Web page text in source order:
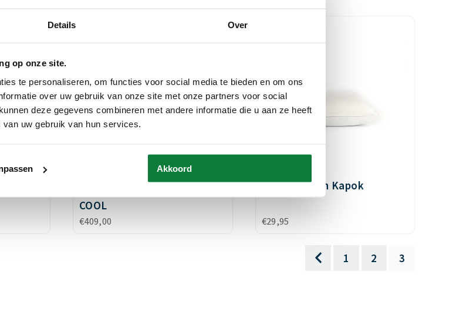
Details Over
op onze site.
te personaliseren, om functies voor social media te bieden en om ons
over uw gebruik van onze site met onze partners voor social
deze gegevens combineren met andere informatie die u aan ze heeft
uw gebruik van hun services.
Akkoord
Topper Preston Diamant
COOL
€409,00
Hoofdkussen Kapok
€29,95
1 2 3